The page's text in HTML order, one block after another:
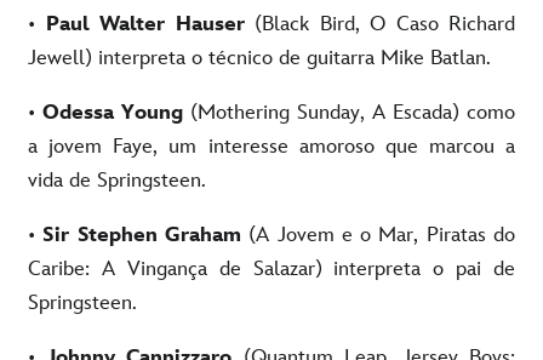
• Paul Walter Hauser(Black Bird, O Caso Richard
Jewell) interpreta o técnico de guitarra Mike Batlan.
• Odessa Young (Mothering Sunday, A Escada) como
a jovem Faye, um interesse amoroso que marcou a
vida de Springsteen.
• Sir Stephen Graham (A Jovem e o Mar, Piratas do
Caribe: A Vingança de Salazar) interpreta o pai de
Springsteen.